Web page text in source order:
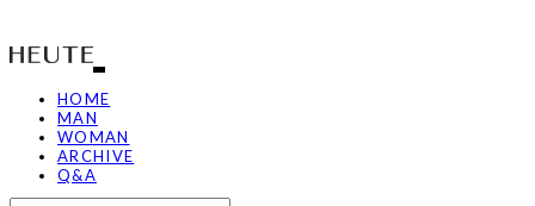
HOME
MAN
WOMAN
ARCHIVE
Q&A